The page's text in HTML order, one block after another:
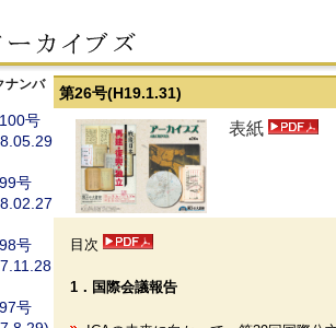
第26号(H19.1.31)
表紙
目次
1．国際会議報告
ナンバ
号
号
号
号